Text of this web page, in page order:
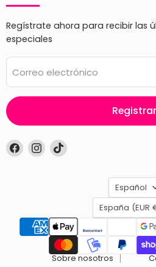
Regístrate ahora para recibir las
especiales
Correo electrónico
Encuéntrenos
en
Encuéntrenos
en
Encuéntrenos
Español
País
España
Sobre nosotros